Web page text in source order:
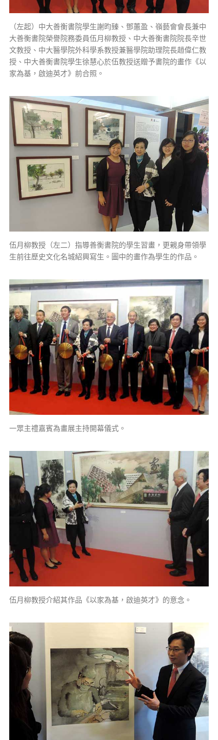
（左起）中大善衡書院學生謝昀臻、鄧蕙盈、嶺藝會會長兼中
大善衡書院榮譽院務委員伍月柳教授、中大善衡書院院長辛世
文教授、中大醫學院外科學系教授兼醫學院助理院長趙偉仁教
授、中大善衡書院學生徐慧心於伍教授送贈予書院的畫作《以
家為基，啟迪英才》前合照。
伍月柳教授（左二）指導善衡書院的學生習畫，更親身帶領學
生前往歷史文化名城紹興寫生。圖中的畫作為學生的作品。
一眾主禮嘉賓為畫展主持開幕儀式。
伍月柳教授介紹其作品《以家為基，啟迪英才》的意念。